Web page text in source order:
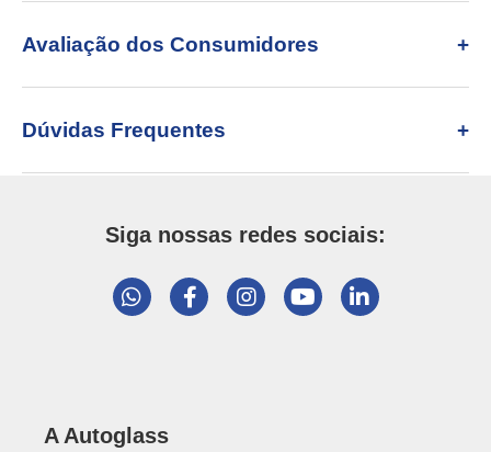
Avaliação dos Consumidores
Dúvidas Frequentes
Siga nossas redes sociais:
A Autoglass